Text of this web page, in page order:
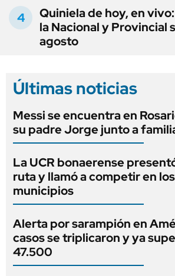
Quiniela de hoy, en
la Nacional y Provincial
agosto
Últimas noticias
Messi se encuentra en
su padre Jorge junto a
La UCR bonaerense
ruta y llamó a competir en
municipios
Alerta por sarampión en
casos se triplicaron y ya
47.500